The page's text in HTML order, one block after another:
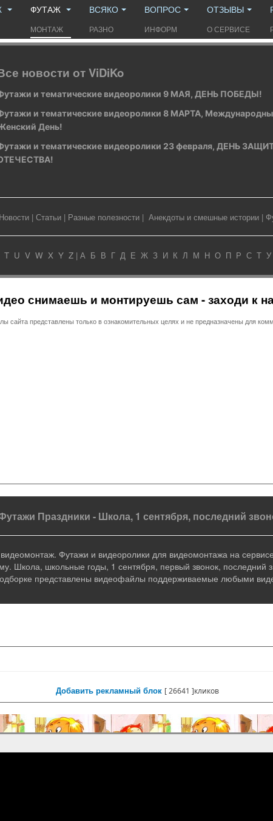
ФУТАЖ
МОНТАЖ
ВСЯКО
РАЗНО
ВОПРОС
ИНФОРМ
ОТЗЫВЫ
О СЕРВИСЕ
новости от ViDiKo
и тематические видеоролики 9 МАЯ, ДЕНЬ ПОБЕДЫ!
и тематические видеоролики 8 МАРТА,
День!
и тематические видеоролики 23 февраля, ДЕНЬ
Новости | Статьи | Разные полезности | Анекдоты и смешные истории |
T U V W X Y Z| А Б В Г Д Е Ж З И К Л М Н О П Р С Т У
снимаешь и монтируешь сам - заходи к
представлены только в ознакомительных целях и не предназначены для
Праздники - Школа, 1 сентября, последний
Футажи и видеоролики для видеомонтажа на
Школа, школьные годы, 1 сентября, первый звонок, последний
представлены видеофайлы поддерживаемые любыми
Добавить рекламный блок [26641 ]кликов